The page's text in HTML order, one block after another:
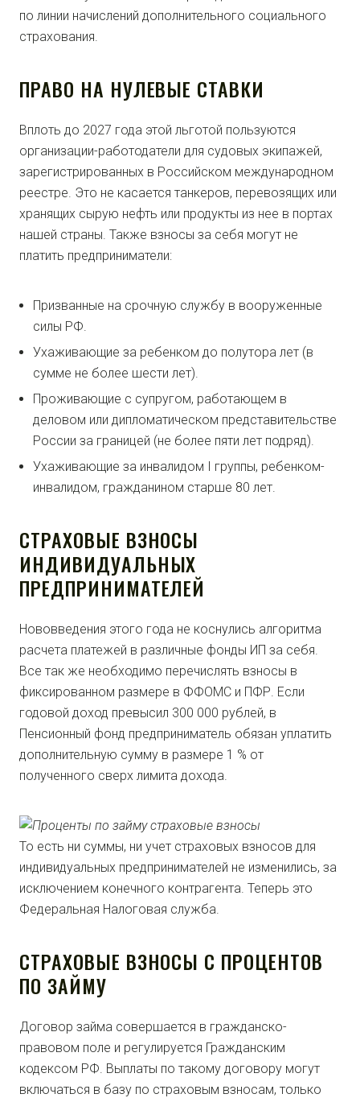
по линии начислений дополнительного социального
страхования.
ПРАВО НА НУЛЕВЫЕ СТАВКИ
Вплоть до 2027 года этой льготой пользуются
организации-работодатели для судовых экипажей,
зарегистрированных в Российском международном
реестре. Это не касается танкеров, перевозящих или
хранящих сырую нефть или продукты из нее в портах
нашей страны. Также взносы за себя могут не
платить предприниматели:
Призванные на срочную службу в вооруженные
силы РФ.
Ухаживающие за ребенком до полутора лет (в
сумме не более шести лет).
Проживающие с супругом, работающем в
деловом или дипломатическом представительстве
России за границей (не более пяти лет подряд).
Ухаживающие за инвалидом I группы, ребенком-
инвалидом, гражданином старше 80 лет.
СТРАХОВЫЕ ВЗНОСЫ
ИНДИВИДУАЛЬНЫХ
ПРЕДПРИНИМАТЕЛЕЙ
Нововведения этого года не коснулись алгоритма
расчета платежей в различные фонды ИП за себя.
Все так же необходимо перечислять взносы в
фиксированном размере в ФФОМС и ПФР. Если
годовой доход превысил 300 000 рублей, в
Пенсионный фонд предприниматель обязан уплатить
дополнительную сумму в размере 1 % от
полученного сверх лимита дохода.
То есть ни суммы, ни учет страховых взносов для
индивидуальных предпринимателей не изменились, за
исключением конечного контрагента. Теперь это
Федеральная Налоговая служба.
СТРАХОВЫЕ ВЗНОСЫ С ПРОЦЕНТОВ
ПО ЗАЙМУ
Договор займа совершается в гражданско-
правовом поле и регулируется Гражданским
кодексом РФ. Выплаты по такому договору могут
включаться в базу по страховым взносам, только